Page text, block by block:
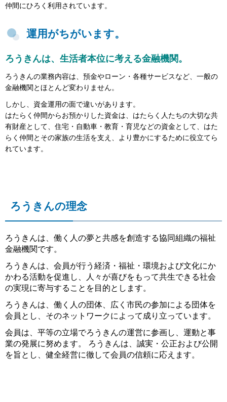
仲間にひろく利用されています。
運用がちがいます。
ろうきんは、生活者本位に考える金融機関。
ろうきんの業務内容は、預金やローン・各種サービスなど、一般の
金融機関とほとんど変わりません。
しかし、資金運用の面で違いがあります。
はたらく仲間からお預かりした資金は、はたらく人たちの大切な共
有財産として、住宅・自動車・教育・育児などの資金として、はた
らく仲間とその家族の生活を支え、より豊かにするために役立てら
れています。
ろうきんの理念
ろうきんは、働く人の夢と共感を創造する協同組織の福祉
金融機関です。
ろうきんは、会員が行う経済・福祉・環境および文化にか
かわる活動を促進し、人々が喜びをもって共生できる社会
の実現に寄与することを目的とします。
ろうきんは、働く人の団体、広く市民の参加による団体を
会員とし、そのネットワークによって成り立っています。
会員は、平等の立場でろうきんの運営に参画し、運動と事
業の発展に努めます。 ろうきんは、誠実・公正および公開
を旨とし、健全経営に徹して会員の信頼に応えます。